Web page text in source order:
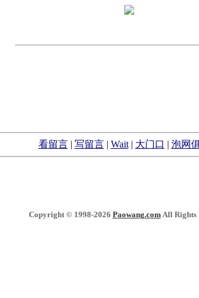
看留言| 写留言| Wait| 大门口 | 泡网
Copyright © 1998-2026 Paowang.comAll Rights